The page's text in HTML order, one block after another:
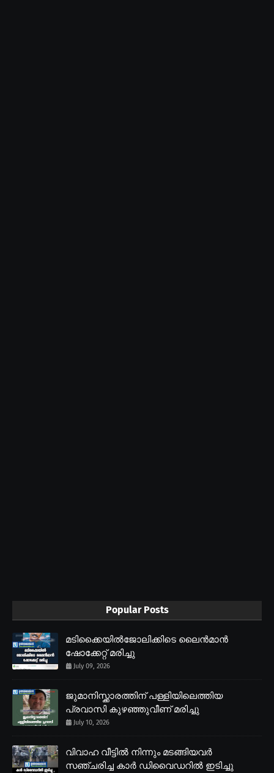
Popular Posts
മടിക്കൈയിൽജോലിക്കിടെ ലൈൻമാൻ
ഷോക്കേറ്റ് മരിച്ചു
July 09, 2026
ജുമാനിസ്ക്കാരത്തിന് പള്ളിയിലെത്തിയ
പ്രവാസി കുഴഞ്ഞുവീണ് മരിച്ചു
July 10, 2026
വിവാഹ വീട്ടിൽ നിന്നും മടങ്ങിയവർ
സഞ്ചരിച്ച കാർ ഡിവൈഡറിൽ ഇടിച്ചു